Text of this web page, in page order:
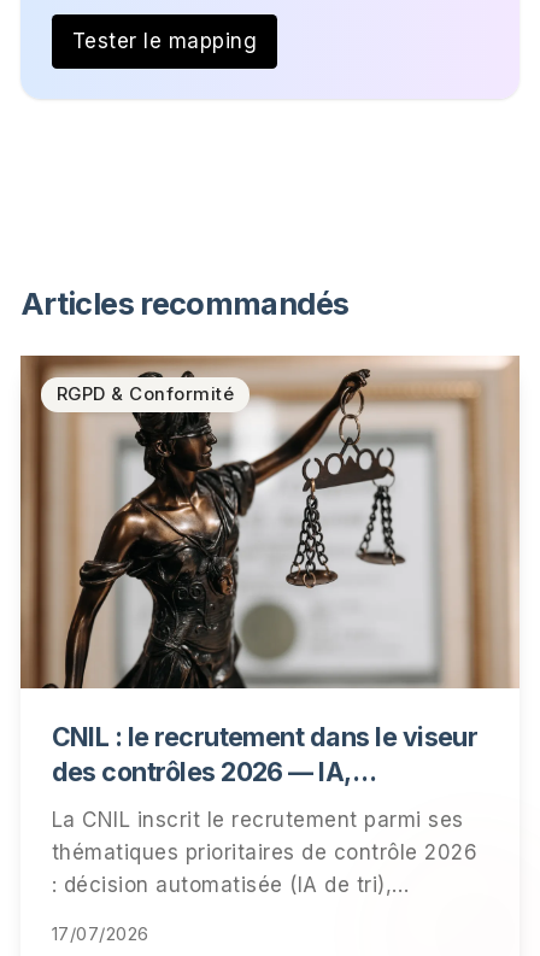
Tester le mapping
Articles recommandés
RGPD & Conformité
CNIL : le recrutement dans le viseur
des contrôles 2026 — IA,
information des candidats,
conservation des données
La CNIL inscrit le recrutement parmi ses
thématiques prioritaires de contrôle 2026
: décision automatisée (IA de tri),
conservation. Qui est visé, ce qui sera
17/07/2026